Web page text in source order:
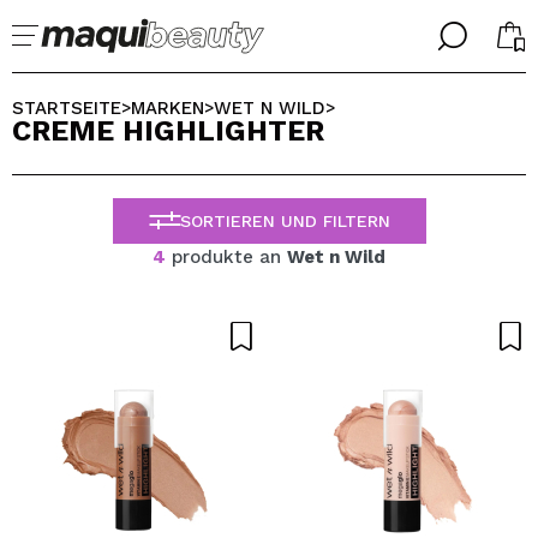
╳
Ich bin bereits #maquilover, ich habe ein Konto
Ich habe hier kein Konto
╳
WÄHLE DEINE SPRACHE
ALEMAN
ESPAÑOL
ENGLISH
FRANCES
STARTSEITE>MARKEN>WET N WILD>
CREME HIGHLIGHTER
SORTIEREN UND FILTERN
4 produkte an Wet n Wild